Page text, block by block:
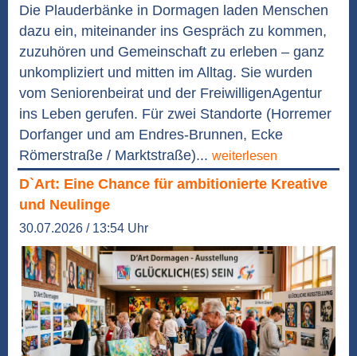
Die Plauderbänke in Dormagen laden Menschen
dazu ein, miteinander ins Gespräch zu kommen,
zuzuhören und Gemeinschaft zu erleben – ganz
unkompliziert und mitten im Alltag. Sie wurden
vom Seniorenbeirat und der FreiwilligenAgentur
ins Leben gerufen. Für zwei Standorte (Horremer
Dorfanger und am Endres-Brunnen, Ecke
Römerstraße / Marktstraße)... weiterlesen
D`Art: Eine Chance für ambitionierte Kreative
und Neulinge
30.07.2026 / 13:54 Uhr